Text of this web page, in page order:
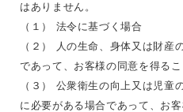
はありません。
（１） 法令に基づく場合
（２） 人の生命、身体又は財産
であって、お客様の同意を得る
（３） 公衆衛生の向上又は児童
に必要がある場合であって、お